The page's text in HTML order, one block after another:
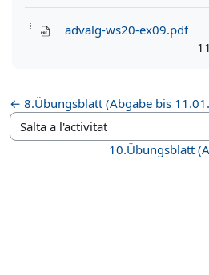
advalg-ws20-ex09.pdf
← 8.Übungsblatt (Abgabe bis
Salta a l'activitat
10.Übungsblatt